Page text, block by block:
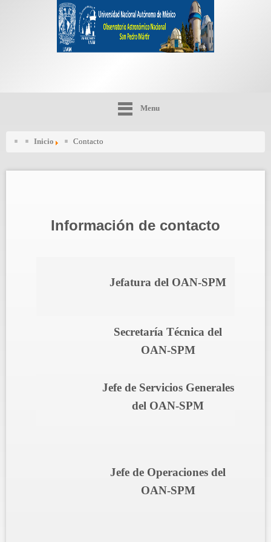
Menu
Inicio Contacto
Información de contacto
Jefatura del OAN-SPM
Secretaría Técnica del
OAN-SPM
Jefe de Servicios Generales
del OAN-SPM
Jefe de Operaciones del
OAN-SPM